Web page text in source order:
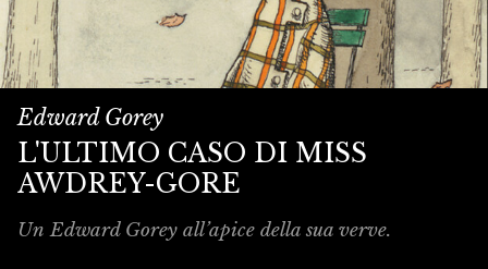
Edward Gorey
L'ULTIMO CASO DI MISS
AWDREY-GORE
Un Edward Gorey all’apice della sua verve.